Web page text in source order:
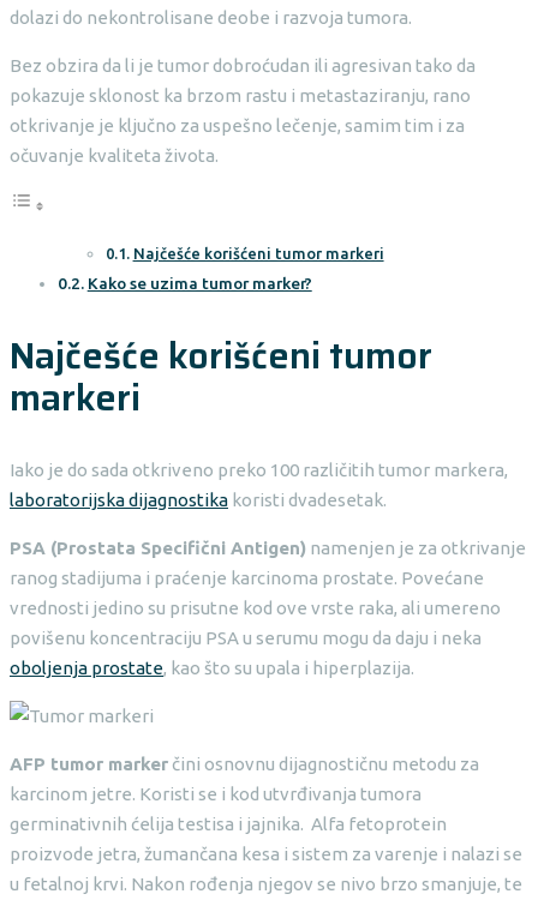
dolazi do nekontrolisane deobe i razvoja tumora.
Bez obzira da li je tumor dobroćudan ili agresivan tako da
pokazuje sklonost ka brzom rastu i metastaziranju, rano
otkrivanje je ključno za uspešno lečenje, samim tim i za
očuvanje kvaliteta života.
Najčešće korišćeni tumor markeri
Kako se uzima tumor marker?
Najčešće korišćeni tumor
markeri
Iako je do sada otkriveno preko 100 različitih tumor markera,
laboratorijska dijagnostika koristi dvadesetak.
PSA (Prostata Specifični Antigen) namenjen je za otkrivanje
ranog stadijuma i praćenje karcinoma prostate. Povećane
vrednosti jedino su prisutne kod ove vrste raka, ali umereno
povišenu koncentraciju PSA u serumu mogu da daju i neka
oboljenja prostate, kao što su upala i hiperplazija.
AFP tumor marker čini osnovnu dijagnostičnu metodu za
karcinom jetre. Koristi se i kod utvrđivanja tumora
germinativnih ćelija testisa i jajnika. Alfa fetoprotein
proizvode jetra, žumančana kesa i sistem za varenje i nalazi se
u fetalnoj krvi. Nakon rođenja njegov se nivo brzo smanjuje, te